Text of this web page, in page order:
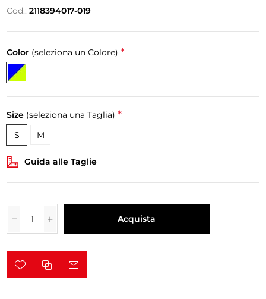
Cod.: 2118394017-019
Color (seleziona un Colore) *
Size (seleziona una Taglia) *
S M
Guida alle Taglie
Acquista